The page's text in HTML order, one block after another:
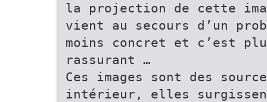
la projection de cette
vient au secours d’un
moins concret et c’est
rassurant …
Ces images sont des
intérieur, elles